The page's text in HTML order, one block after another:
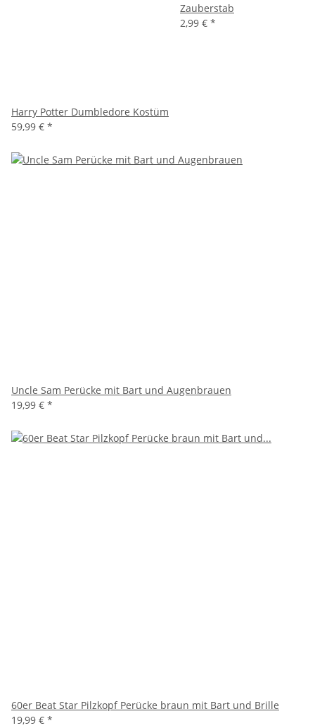
Harry Potter Dumbledore Kostüm
59,99 € *
Zauberstab
2,99 € *
Uncle Sam Perücke mit Bart und Augenbrauen
19,99 € *
60er Beat Star Pilzkopf Perücke braun mit Bart und Brille
19,99 € *